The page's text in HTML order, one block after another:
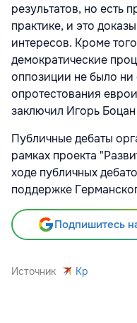
результатов, но есть
практике, и это
интересов. Кроме
демократические
оппозиции не было ни
опротестования
заключил Игорь Боцан
Публичные дебаты
рамках проекта
ходе публичных
поддержке
Подпишитесь
Источник Kp